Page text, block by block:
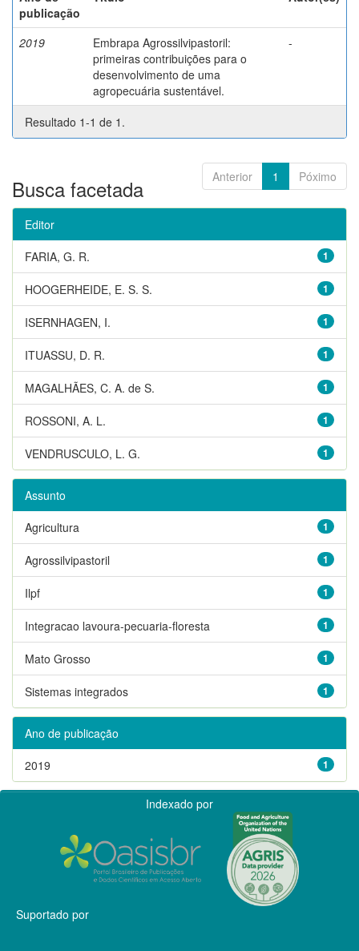
publicação
2019
Embrapa Agrossilvipastoril:
primeiras contribuições para o
desenvolvimento de uma
agropecuária sustentável.
-
Resultado 1-1 de 1.
Anterior 1 Póximo
Busca facetada
Editor
1
FARIA, G. R.
1
HOOGERHEIDE, E. S. S.
1
ISERNHAGEN, I.
1
ITUASSU, D. R.
1
MAGALHÃES, C. A. de S.
1
ROSSONI, A. L.
1
VENDRUSCULO, L. G.
Assunto
1
Agricultura
1
Agrossilvipastoril
1
Ilpf
1
Integracao lavoura-pecuaria-floresta
1
Mato Grosso
1
Sistemas integrados
Ano de publicação
1
2019
Indexado por
Suportado por